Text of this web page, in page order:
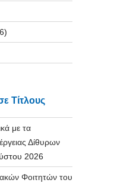
Τίτλους
με τα
Δίθυρων
2026
Φοιτητών του